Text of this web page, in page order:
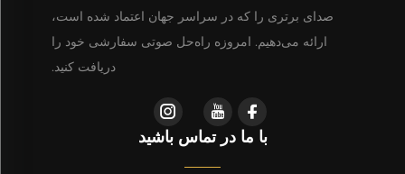
صدای برتری را که در سراسر جهان اعتماد شده است،
ارائه می‌دهیم. امروزه راه‌حل صوتی سفارشی خود را
دریافت کنید.
با ما در تماس باشید